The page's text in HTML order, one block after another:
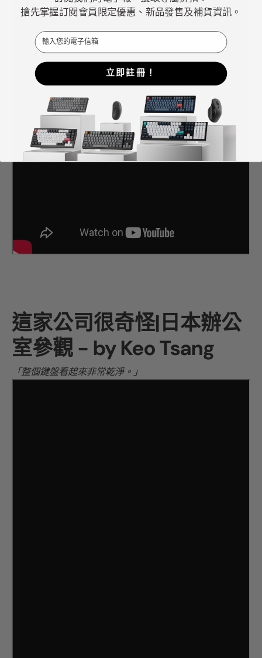
這家公司很奇怪|日本辦公
室參觀 - by Keo Tsang
「整個鍵盤看起來非常乾淨。」
搶先掌握訂閱會員限定優惠、新品發售及補貨資訊。
Email
立即註冊！